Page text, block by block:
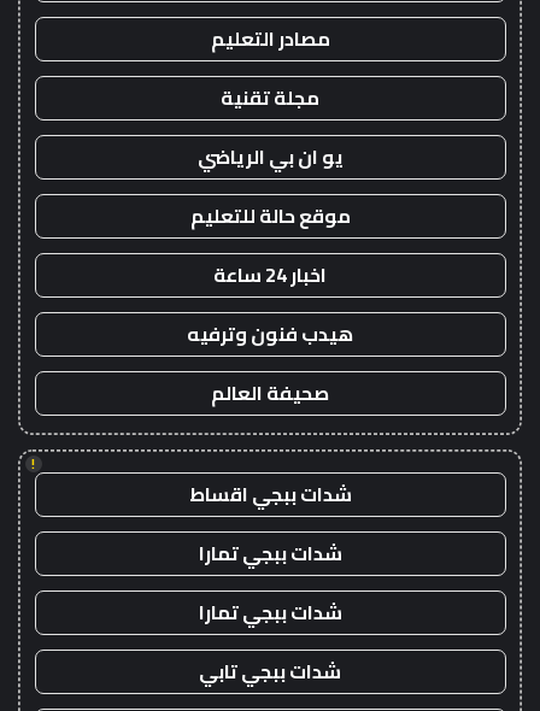
مصادر التعليم
مجلة تقنية
يو ان بي الرياضي
موقع حالة للتعليم
اخبار 24 ساعة
هيدب فنون وترفيه
صحيفة العالم
!
شدات ببجي اقساط
شدات ببجي تمارا
شدات ببجي تمارا
شدات ببجي تابي